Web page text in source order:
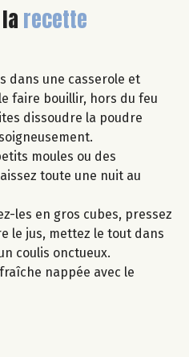
recette
dans une casserole et
faire bouillir, hors du feu
dissoudre la poudre
moules ou des
toute une nuit au
les en gros cubes, pressez
le jus, mettez le tout dans
coulis onctueux.
nappée avec le